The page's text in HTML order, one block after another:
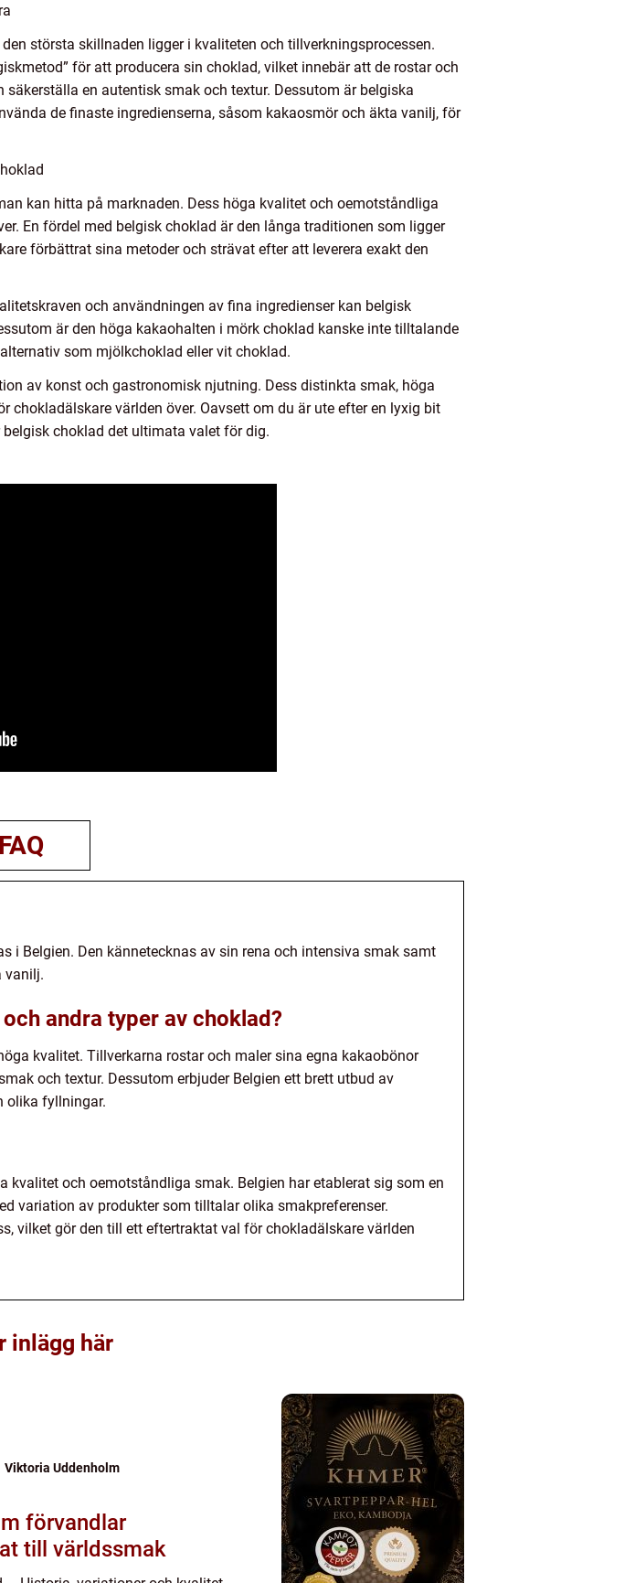
största skillnaden ligger i kvaliteten och tillverkningsprocessen.
för att producera sin choklad, vilket innebär att de rostar och
en autentisk smak och textur. Dessutom är belgiska
de finaste ingredienserna, såsom kakaosmör och äkta vanilj, för
kan hitta på marknaden. Dess höga kvalitet och oemotståndliga
En fördel med belgisk choklad är den långa traditionen som ligger
förbättrat sina metoder och strävat efter att leverera exakt den
och användningen av fina ingredienser kan belgisk
är den höga kakaohalten i mörk choklad kanske inte tilltalande
som mjölkchoklad eller vit choklad.
av konst och gastronomisk njutning. Dess distinkta smak, höga
världen över. Oavsett om du är ute efter en lyxig bit
choklad det ultimata valet för dig.
FAQ
i Belgien. Den kännetecknas av sin rena och intensiva smak samt
vanilj.
andra typer av choklad?
kvalitet. Tillverkarna rostar och maler sina egna kakaobönor
och textur. Dessutom erbjuder Belgien ett brett utbud av
olika fyllningar.
och oemotståndliga smak. Belgien har etablerat sig som en
variation av produkter som tilltalar olika smakpreferenser.
vilket gör den till ett eftertraktat val för chokladälskare världen
inlägg här
Viktoria Uddenholm
förvandlar
till världssmak